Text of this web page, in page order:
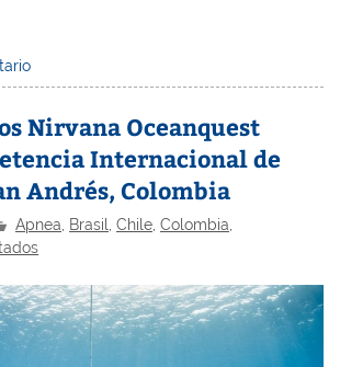
Nirvana Oceanquest
Internacional de
Andrés, Colombia
Apnea Brasil ,Chile ,Colombia